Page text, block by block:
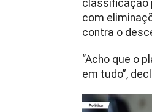
classificação
com
contra o
“Acho que o
em tudo”,